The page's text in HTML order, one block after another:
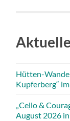
Hütten-
Kupferberg“
„Cello &
August 2026